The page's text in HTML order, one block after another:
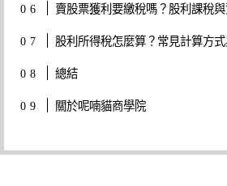
賣股票獲利要繳稅嗎？股利課稅
股利所得稅怎麼算？常見計算方
總結
關於呢喃貓商學院